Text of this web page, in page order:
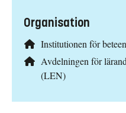
Organisation
Institutionen för
Avdelningen för
(LEN)